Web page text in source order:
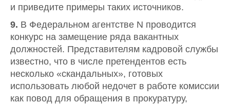
и приведите примеры таких источников.
9. В Федеральном агентстве N проводится
конкурс на замещение ряда вакантных
должностей. Представителям кадровой службы
известно, что в числе претендентов есть
несколько «скандальных», готовых
использовать любой недочет в работе комиссии
как повод для обращения в прокуратуру,